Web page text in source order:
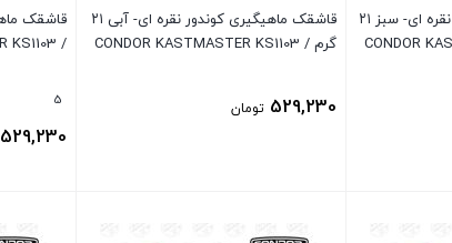
قاشقک ماهیگیری کوندور نقره ای- سبز ۲۱
قاشقک ماهیگیری کوندور نقره ای- آبی ۲۱
گرم / CONDOR KASTMASTER KS1103
529,230 تومان
/ CONDOR KASTMASTER KS1103
5
529,230